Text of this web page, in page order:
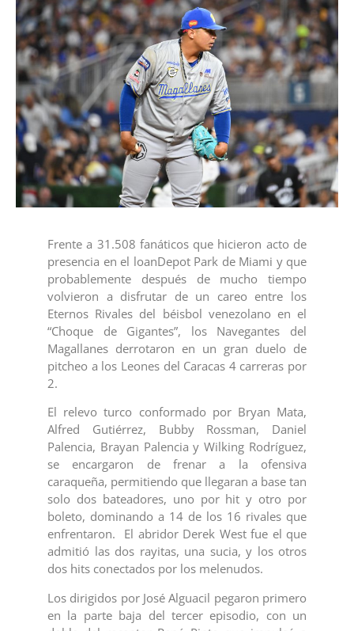
Frente a 31.508 fanáticos que hicieron acto de
presencia en el loanDepot Park de Miami y que
probablemente después de mucho tiempo
volvieron a disfrutar de un careo entre los
Eternos Rivales del béisbol venezolano en el
“Choque de Gigantes”, los Navegantes del
Magallanes derrotaron en un gran duelo de
pitcheo a los Leones del Caracas 4 carreras por
2.
El relevo turco conformado por Bryan Mata,
Alfred Gutiérrez, Bubby Rossman, Daniel
Palencia, Brayan Palencia y Wilking Rodríguez,
se encargaron de frenar a la ofensiva
caraqueña, permitiendo que llegaran a base tan
solo dos bateadores, uno por hit y otro por
boleto, dominando a 14 de los 16 rivales que
enfrentaron. El abridor Derek West fue el que
admitió las dos rayitas, una sucia, y los otros
dos hits conectados por los melenudos.
Los dirigidos por José Alguacil pegaron primero
en la parte baja del tercer episodio, con un